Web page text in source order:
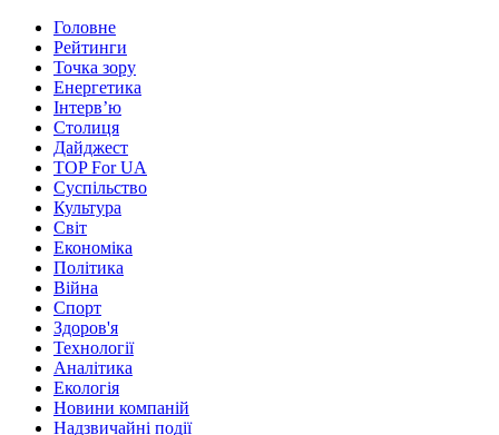
Головне
Рейтинги
Точка зору
Енергетика
Інтерв’ю
Столиця
Дайджест
TOP For UA
Суспiльство
Культура
Світ
Економіка
Політика
Війна
Спорт
Здоров'я
Технології
Аналітика
Екологія
Новини компаній
Надзвичайні події